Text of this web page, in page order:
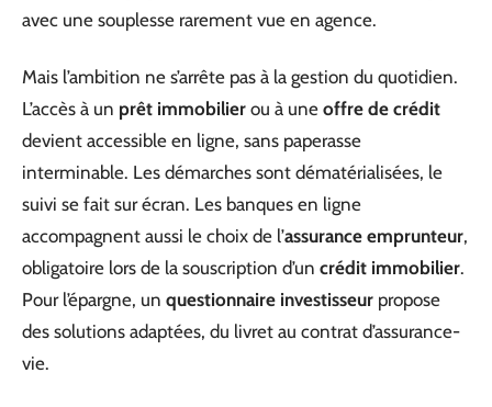
avec une souplesse rarement vue en agence.
Mais l’ambition ne s’arrête pas à la gestion du quotidien.
L’accès à un prêt immobilier ou à une offre de crédit
devient accessible en ligne, sans paperasse
interminable. Les démarches sont dématérialisées, le
suivi se fait sur écran. Les banques en ligne
accompagnent aussi le choix de l’assurance emprunteur,
obligatoire lors de la souscription d’un crédit immobilier.
Pour l’épargne, un questionnaire investisseur propose
des solutions adaptées, du livret au contrat d’assurance-
vie.